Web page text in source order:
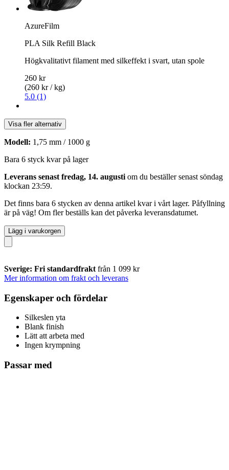
AzureFilm
PLA Silk Refill Black
Högkvalitativt filament med silkeffekt i svart, utan spole
260 kr
(260 kr / kg)
5.0 (1)
Visa fler alternativ
Modell: 1,75 mm / 1000 g
Bara 6 styck kvar på lager
Leverans senast fredag, 14. augusti om du beställer senast söndag
klockan 23:59.
Det finns bara 6 stycken av denna artikel kvar i vårt lager. Påfyllning
är på väg! Om fler beställs kan det påverka leveransdatumet.
Lägg i varukorgen
Sverige: Fri standardfrakt från 1 099 kr
Mer information om frakt och leverans
Egenskaper och fördelar
Silkeslen yta
Blank finish
Lätt att arbeta med
Ingen krympning
Passar med